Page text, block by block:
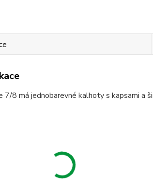
7/8 má jednobarevné kalhoty s kapsami a